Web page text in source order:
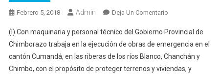
Febrero 5, 2018 Admin Deja Un ComentarioEn
Emergente
Preventivo
En
Cumandá
(I) Con maquinaria y personal técnico del Gobierno Provincial de
Chimborazo trabaja en la ejecución de obras de emergencia en el
cantón Cumandá, en las riberas de los ríos Blanco, Chanchán y
Chimbo, con el propósito de proteger terrenos y viviendas, y